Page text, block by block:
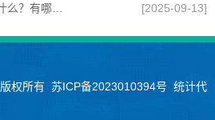
[2025-09-13]
版权所有苏ICP备2023010394号 统计代